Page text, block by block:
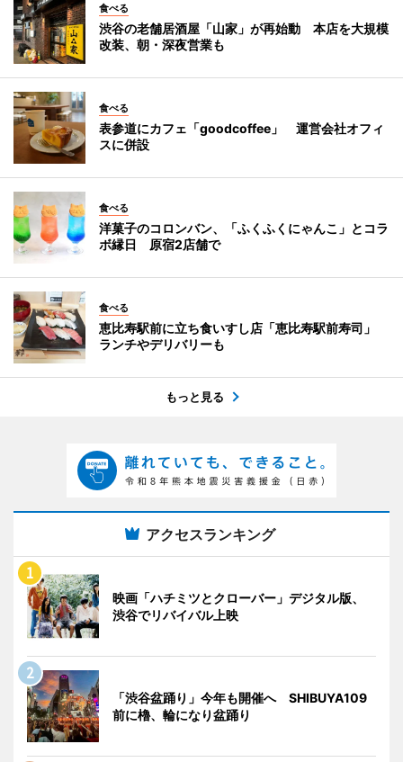
食べる
渋谷の老舗居酒屋「山家」が再始動 本店を大規模
改装、朝・深夜営業も
食べる
表参道にカフェ「goodcoffee」 運営会社オフィ
スに併設
食べる
洋菓子のコロンバン、「ふくふくにゃんこ」とコラ
ボ縁日 原宿2店舗で
食べる
恵比寿駅前に立ち食いすし店「恵比寿駅前寿司」
ランチやデリバリーも
もっと見る
アクセスランキング
映画「ハチミツとクローバー」デジタル版、
渋谷でリバイバル上映
「渋谷盆踊り」今年も開催へ SHIBUYA109
前に櫓、輪になり盆踊り